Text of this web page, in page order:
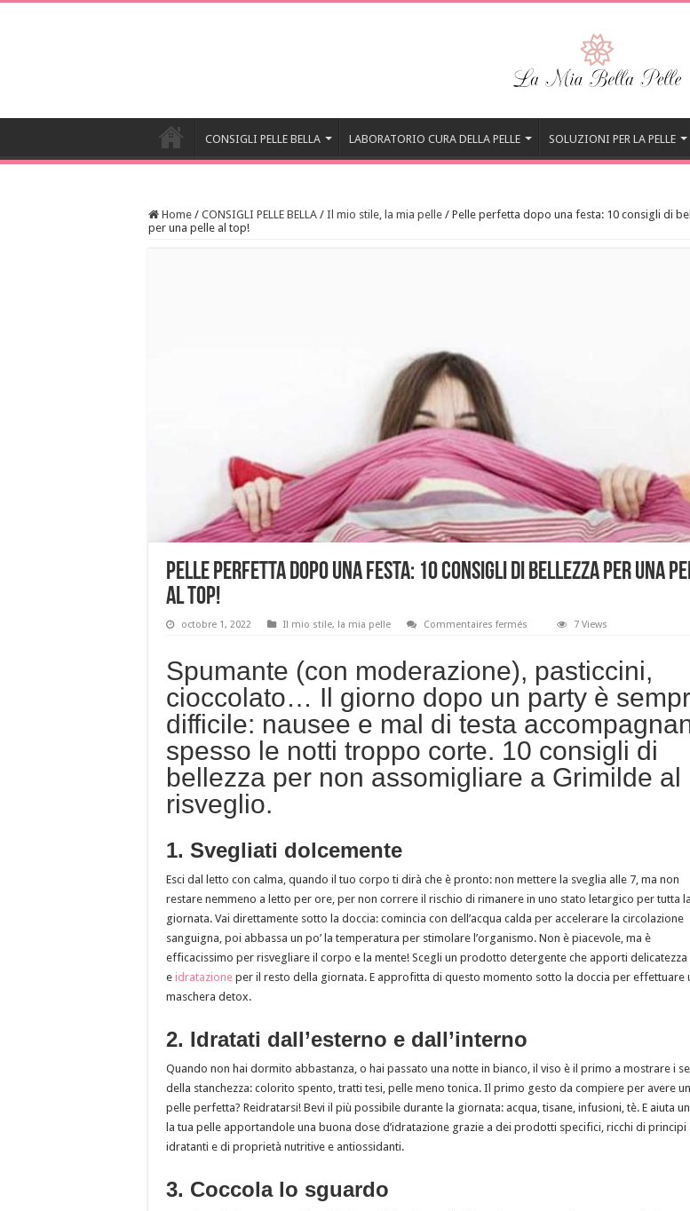
CONSIGLI PELLE BELLA LABORATORIO CURA DELLA PELLE SOLUZIONI PER LA PELLE
Home / CONSIGLI PELLE BELLA / Il mio stile, la mia pelle / Pelle perfetta dopo una festa: 10 consigli di
per una pelle al top!
Pelle perfetta dopo una festa: 10 consigli di bellezza per una
al top!
octobre 1, 2022 Il mio stile, la mia pelle Commentaires fermés
una
festa:
10
consigli
di
bellezza
per
una
pelle
al
top!
7 Views
Spumante (con moderazione), pasticcini,
cioccolato… Il giorno dopo un party è
difficile: nausee e mal di testa
spesso le notti troppo corte. 10 consigli di
bellezza per non assomigliare a Grimilde al
risveglio.
1. Svegliati dolcemente
Esci dal letto con calma, quando il tuo corpo ti dirà che è pronto: non mettere la sveglia alle 7, ma non
restare nemmeno a letto per ore, per non correre il rischio di rimanere in uno stato letargico per tutta la
giornata. Vai direttamente sotto la doccia: comincia con dell’acqua calda per accelerare la circolazione
sanguigna, poi abbassa un po’ la temperatura per stimolare l’organismo. Non è piacevole, ma è
efficacissimo per risvegliare il corpo e la mente! Scegli un prodotto detergente che apporti delicatezza
e idratazione per il resto della giornata. E approfitta di questo momento sotto la doccia per effettuare
maschera detox.
2. Idratati dall’esterno e dall’interno
Quando non hai dormito abbastanza, o hai passato una notte in bianco, il viso è il primo a mostrare i
della stanchezza: colorito spento, tratti tesi, pelle meno tonica. Il primo gesto da compiere per avere
pelle perfetta? Reidratarsi! Bevi il più possibile durante la giornata: acqua, tisane, infusioni, tè. E aiuta un
la tua pelle apportandole una buona dose d’idratazione grazie a dei prodotti specifici, ricchi di principi
idratanti e di proprietà nutritive e antiossidanti.
3. Coccola lo sguardo